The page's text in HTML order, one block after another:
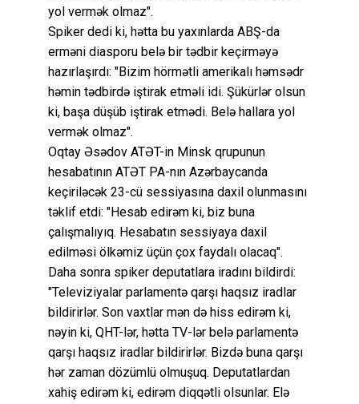
yol vermək olmaz".
Spiker dedi ki, hətta bu yaxınlarda ABŞ-da
erməni diasporu belə bir tədbir keçirməyə
hazırlaşırdı: "Bizim hörmətli amerikalı həmsədr
həmin tədbirdə iştirak etməli idi. Şükürlər olsun
ki, başa düşüb iştirak etmədi. Belə hallara yol
vermək olmaz".
Oqtay Əsədov ATƏT-in Minsk qrupunun
hesabatının ATƏT PA-nın Azərbaycanda
keçiriləcək 23-cü sessiyasına daxil olunmasını
təklif etdi: "Hesab edirəm ki, biz buna
çalışmalıyıq. Hesabatın sessiyaya daxil
edilməsi ölkəmiz üçün çox faydalı olacaq".
Daha sonra spiker deputatlara iradını bildirdi:
"Televiziyalar parlamentə qarşı haqsız iradlar
bildirirlər. Son vaxtlar mən də hiss edirəm ki,
nəyin ki, QHT-lər, hətta TV-lər belə parlamentə
qarşı haqsız iradlar bildirirlər. Bizdə buna qarşı
hər zaman dözümlü olmuşuq. Deputatlardan
xahiş edirəm ki, edirəm diqqətli olsunlar. Elə